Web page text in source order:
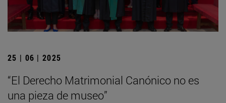
25 | 06 | 2025
“El Derecho Matrimonial Canónico no es
una pieza de museo”